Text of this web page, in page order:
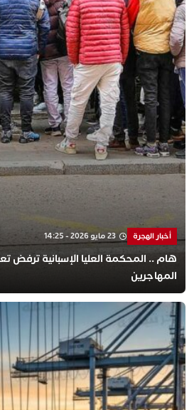
أخبار الهجرة 23 مايو 2026 - 14:25
هام .. المحكمة العليا الإسبانية ترفض
المهاجرين